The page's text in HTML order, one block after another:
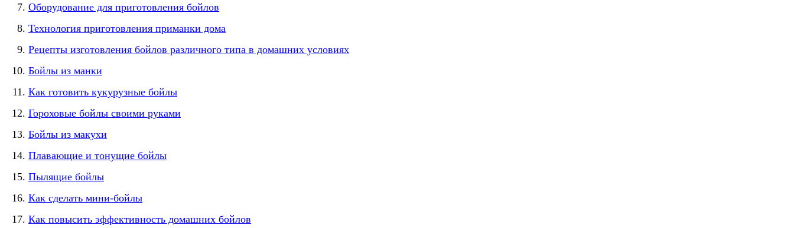
Оборудование для приготовления бойлов
Технология приготовления приманки дома
Рецепты изготовления бойлов различного типа в домашних условиях
Бойлы из манки
Как готовить кукурузные бойлы
Гороховые бойлы своими руками
Бойлы из макухи
Плавающие и тонущие бойлы
Пылящие бойлы
Как сделать мини-бойлы
Как повысить эффективность домашних бойлов